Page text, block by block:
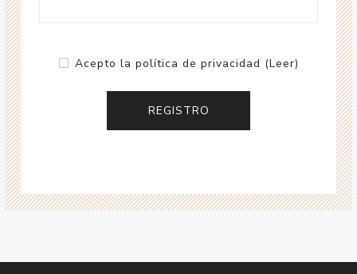
Acepto la política de privacidad (Leer)